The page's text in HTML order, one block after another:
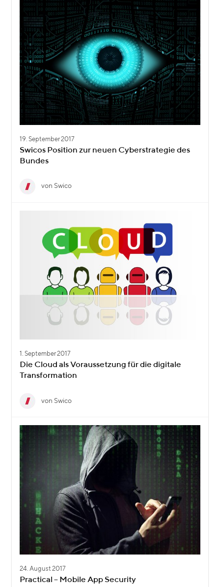
19. September 2017
Swicos Position zur neuen Cyberstrategie des
Bundes
von Swico
1. September 2017
Die Cloud als Voraussetzung für die digitale
Transformation
von Swico
24. August 2017
Practical – Mobile App Security